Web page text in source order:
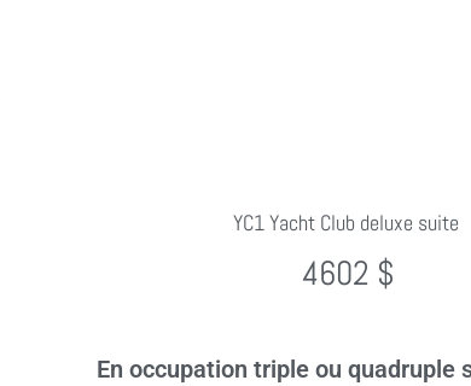
YC1 Yacht Club deluxe suite
4602 $
En occupation triple ou quadruple